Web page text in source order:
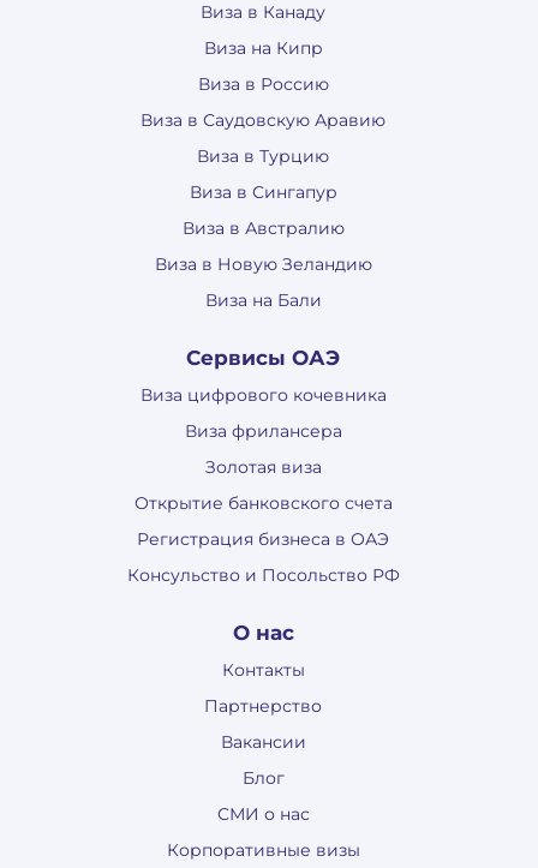
Виза в Канаду
Виза на Кипр
Виза в Россию
Виза в Саудовскую Аравию
Виза в Турцию
Виза в Сингапур
Виза в Австралию
Виза в Новую Зеландию
Виза на Бали
Сервисы ОАЭ
Виза цифрового кочевника
Виза фрилансера
Золотая виза
Открытие банковского счета
Регистрация бизнеса в ОАЭ
Консульство и Посольство РФ
О нас
Контакты
Партнерство
Вакансии
Блог
СМИ о нас
Корпоративные визы